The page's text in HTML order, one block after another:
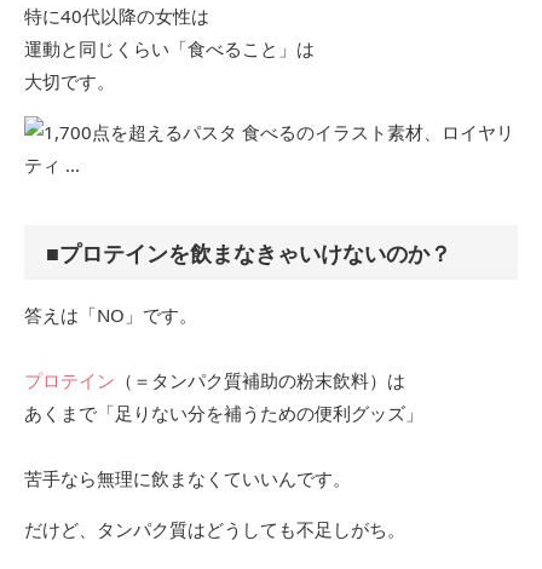
特に40代以降の女性は
運動と同じくらい「食べること」は
大切です。
■プロテインを飲まなきゃいけないのか？
答えは「NO」です。
プロテイン （＝タンパク質補助の粉末飲料）は
あくまで「足りない分を補うための便利グッズ」
苦手なら無理に飲まなくていいんです。
だけど、タンパク質はどうしても不足しがち。